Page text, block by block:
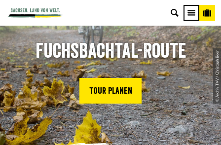
© Archiv TVV / Christoph Beer
Fuchsbachtal-Route
Tour planen